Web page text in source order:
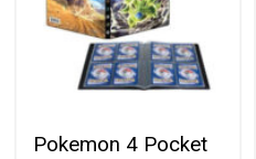
Pokemon 4 Pocket